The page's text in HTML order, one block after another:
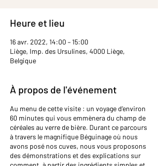
Heure et lieu
16 avr. 2022, 14:00 – 15:00
Liège, Imp. des Ursulines, 4000 Liège,
Belgique
À propos de l'événement
Au menu de cette visite : un voyage d’environ
60 minutes qui vous emmènera du champ de
céréales au verre de bière. Durant ce parcours
à travers le magnifique Béguinage où nous
avons posé nos cuves, nous vous proposons
des démonstrations et des explications sur